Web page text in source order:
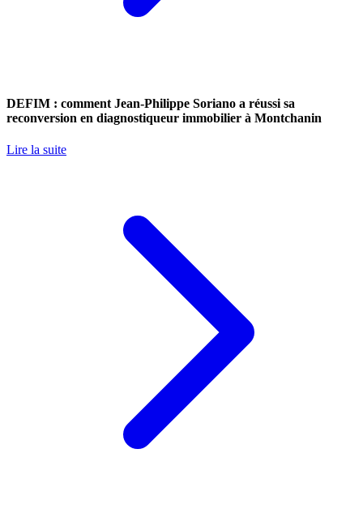
DEFIM : comment Jean-Philippe Soriano a réussi sa
reconversion en diagnostiqueur immobilier à Montchanin
Lire la suite